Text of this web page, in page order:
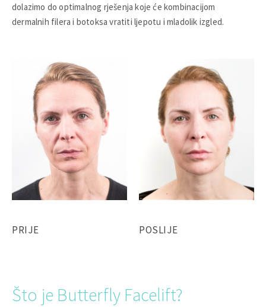
dolazimo do optimalnog rješenja koje će kombinacijom
dermalnih filera i botoksa vratiti ljepotu i mladolik izgled.
PRIJE POSLIJE
Što je Butterfly Facelift?